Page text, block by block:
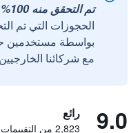
تم التحقق منه 100%
الحجوزات التي تم
مع شركائنا
9.0 رائع
2,823 من التقييمات تم التحقق منها